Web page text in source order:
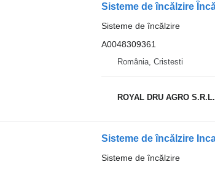
Sisteme de încălzire
A0048309361
România, Cristesti
ROYAL DRU AGRO S.R.L.
Sisteme de încălzire